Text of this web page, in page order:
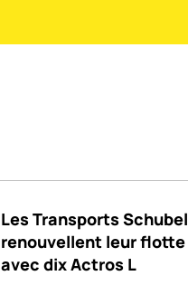
Les Transports Schubel
renouvellent leur flotte
avec dix Actros L